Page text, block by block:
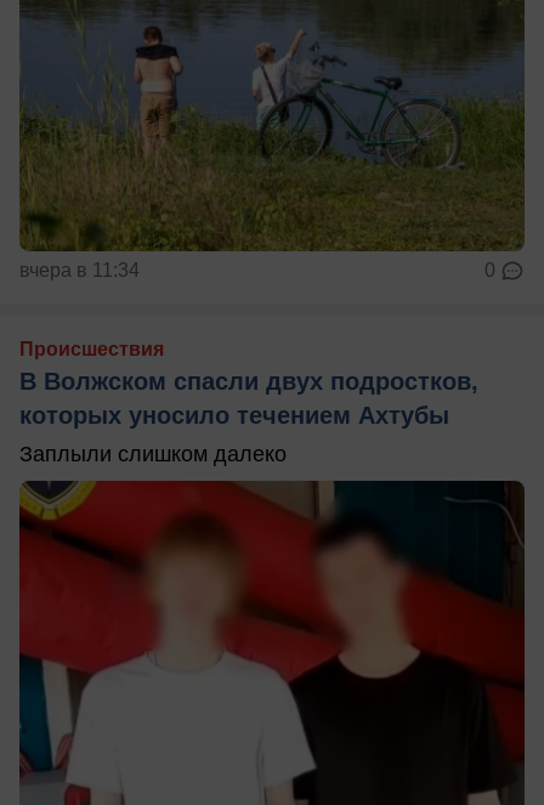
вчера в 11:34 0
Происшествия
В Волжском спасли двух подростков,
которых уносило течением Ахтубы
Заплыли слишком далеко